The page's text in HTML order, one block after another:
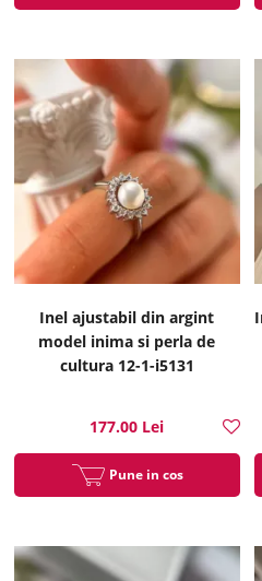
Inel ajustabil din argint
model inima si perla de
cultura 12-1-i5131
177.00 Lei
Pune in cos